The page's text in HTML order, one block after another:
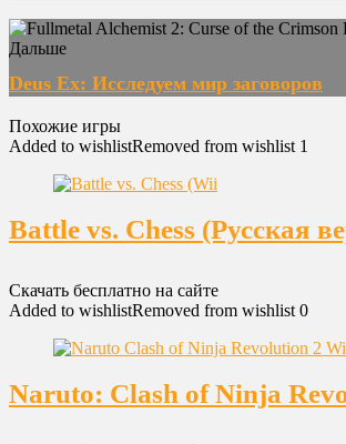
Дальше
Deus Ex: Исследуем мир заговоров
Похожие игры
Added to wishlistRemoved from wishlist 1
Battle vs. Chess (Русская
Скачать бесплатно на сайте
Added to wishlistRemoved from wishlist 0
Naruto: Clash of Ninja